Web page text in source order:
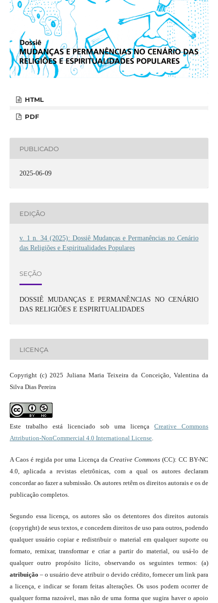
HTML
PDF
PUBLICADO
2025-06-09
EDIÇÃO
v. 1 n. 34 (2025): Dossiê Mudanças e Permanências no Cenário
das Religiões e Espiritualidades Populares
SEÇÃO
DOSSIÊ MUDANÇAS E PERMANÊNCIAS NO CENÁRIO
DAS RELIGIÕES E ESPIRITUALIDADES
LICENÇA
Copyright (c) 2025 Juliana Maria Teixeira da Conceição, Valentina da
Silva Dias Pereira
Este trabalho está licenciado sob uma licençaCreative Commons
Attribution-NonCommercial 4.0 International License.
A Caos é regida por uma Licença da Creative Commons(CC): CC BY-NC
4.0, aplicada a revistas eletrônicas, com a qual os autores declaram
concordar ao fazer a submissão. Os autores retêm os direitos autorais e os de
publicação completos.
Segundo essa licença, os autores são os detentores dos direitos autorais
(copyright) de seus textos, e concedem direitos de uso para outros, podendo
qualquer usuário copiar e redistribuir o material em qualquer suporte ou
formato, remixar, transformar e criar a partir do material, ou usá-lo de
qualquer outro propósito lícito, observando os seguintes termos: (a)
atribuição – o usuário deve atribuir o devido crédito, fornecer um link para
a licença, e indicar se foram feitas alterações. Os usos podem ocorrer de
qualquer forma razoável, mas não de uma forma que sugira haver o apoio